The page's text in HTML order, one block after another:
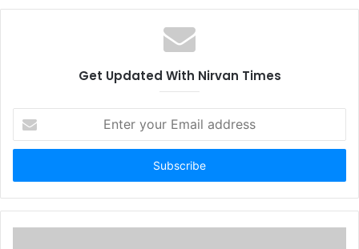
Get Updated With Nirvan Times
your
Email